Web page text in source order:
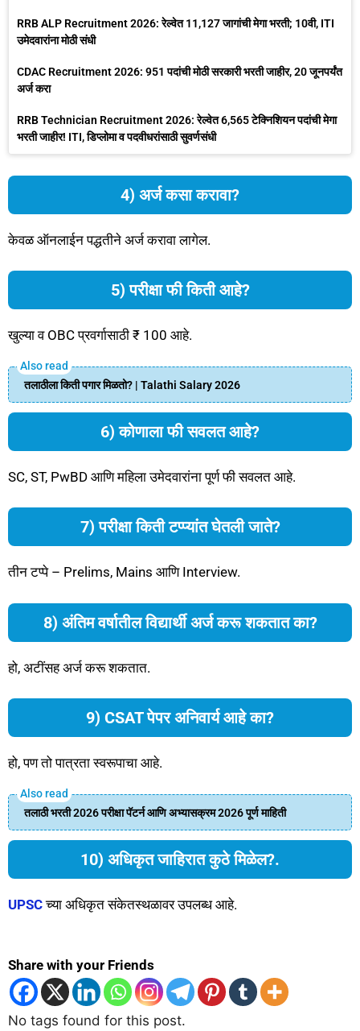
RRB ALP Recruitment 2026: रेल्वेत 11,127 जागांची मेगा भरती; 10वी, ITI
उमेदवारांना मोठी संधी
CDAC Recruitment 2026: 951 पदांची मोठी सरकारी भरती जाहीर, 20 जूनपर्यंत
अर्ज करा
RRB Technician Recruitment 2026: रेल्वेत 6,565 टेक्निशियन पदांची मेगा
भरती जाहीर! ITI, डिप्लोमा व पदवीधरांसाठी सुवर्णसंधी
4) अर्ज कसा करावा?
केवळ ऑनलाईन पद्धतीने अर्ज करावा लागेल.
5) परीक्षा फी किती आहे?
खुल्या व OBC प्रवर्गासाठी ₹ 100 आहे.
तलाठीला किती पगार मिळतो? | Talathi Salary 2026
6) कोणाला फी सवलत आहे?
SC, ST, PwBD आणि महिला उमेदवारांना पूर्ण फी सवलत आहे.
7) परीक्षा किती टप्प्यांत घेतली जाते?
तीन टप्पे – Prelims, Mains आणि Interview.
8) अंतिम वर्षातील विद्यार्थी अर्ज करू शकतात का?
हो, अटींसह अर्ज करू शकतात.
9) CSAT पेपर अनिवार्य आहे का?
हो, पण तो पात्रता स्वरूपाचा आहे.
तलाठी भरती 2026 परीक्षा पॅटर्न आणि अभ्यासक्रम 2026 पूर्ण माहिती
10) अधिकृत जाहिरात कुठे मिळेल?.
UPSC च्या अधिकृत संकेतस्थळावर उपलब्ध आहे.
Share with your Friends
No tags found for this post.